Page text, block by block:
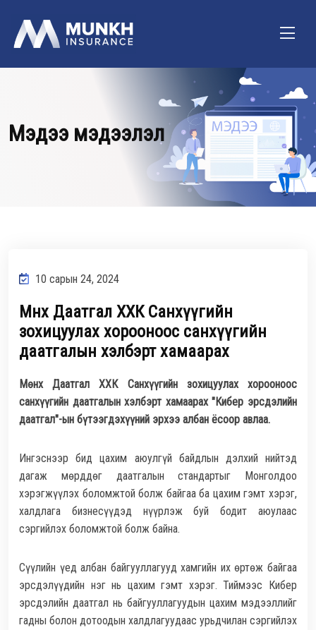
Мэдээ мэдээлэл
10 сарын 24, 2024
Мөнх Даатгал ХХК Санхүүгийн
зохицуулах хорооноос санхүүгийн
даатгалын хэлбэрт хамаарах
Мөнх Даатгал ХХК Санхүүгийн зохицуулах хорооноос
санхүүгийн даатгалын хэлбэрт хамаарах "Кибер эрсдэлийн
даатгал"-ын бүтээгдэхүүний эрхээ албан ёсоор авлаа.
Ингэснээр бид цахим аюулгүй байдлын дэлхий нийтэд
дагаж мөрддөг даатгалын стандартыг Монголдоо
хэрэгжүүлэх боломжтой болж байгаа ба цахим гэмт хэрэг,
халдлага бизнесүүдэд нүүрлэж буй бодит аюулаас
сэргийлэх боломжтой болж байна.
Сүүлийн үед албан байгууллагууд хамгийн их өртөж байгаа
эрсдэлүүдийн нэг нь цахим гэмт хэрэг. Тиймээс Кибер
эрсдэлийн даатгал нь байгууллагуудын цахим мэдээллийг
гадны болон дотоодын халдлагуудаас урьдчилан сэргийлэх